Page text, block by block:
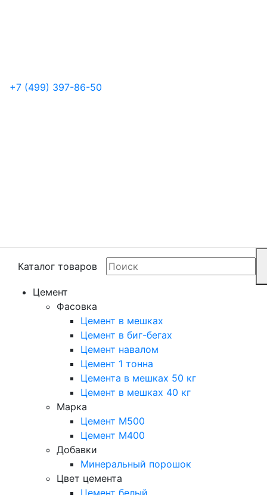
+7 (499) 397-86-50
Каталог товаров
Цемент
Фасовка
Цемент в мешках
Цемент в биг-бегах
Цемент навалом
Цемент 1 тонна
Цемента в мешках 50 кг
Цемент в мешках 40 кг
Марка
Цемент М500
Цемент М400
Добавки
Минеральный порошок
Цвет цемента
Цемент белый